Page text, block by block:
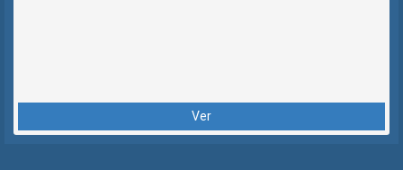
Ver